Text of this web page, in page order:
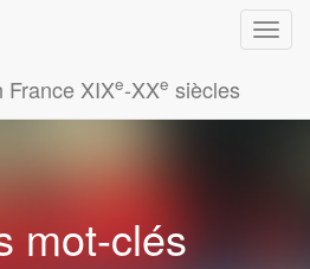
France XIXe-XXe siècles
mot-clés